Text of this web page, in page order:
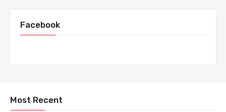
Facebook
Most Recent